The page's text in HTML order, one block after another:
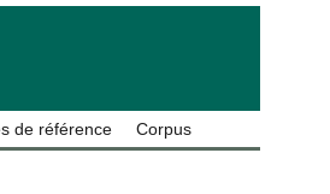
de référence Corpus